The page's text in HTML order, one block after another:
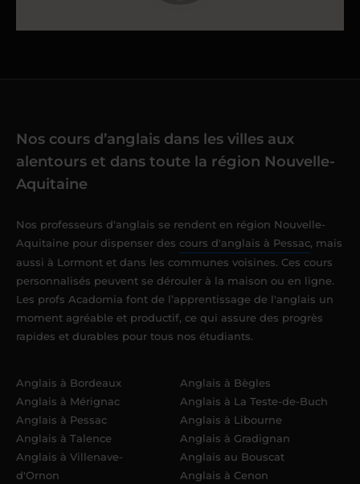
Nos cours d’anglais dans les villes aux
alentours et dans toute la région Nouvelle-
Aquitaine
Nos professeurs d'anglais se rendent en région Nouvelle-
Aquitaine pour dispenser des cours d'anglais à Pessac, mais
aussi à Lormont et dans les communes voisines. Ces cours
personnalisés peuvent se dérouler à la maison ou en ligne.
Les profs Acadomia font de l’apprentissage de l'anglais un
moment agréable et productif, ce qui assure des progrès
rapides et durables pour tous nos étudiants.
Anglais à Bordeaux
Anglais à Mérignac
Anglais à Pessac
Anglais à Talence
Anglais à Villenave-
d'Ornon
Anglais à Bègles
Anglais à La Teste-de-Buch
Anglais à Libourne
Anglais à Gradignan
Anglais au Bouscat
Anglais à Cenon